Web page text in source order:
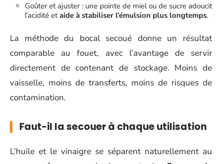
Goûter et ajuster : une pointe de miel ou de sucre adoucit
l’acidité etaide à stabiliser l’émulsion plus longtemps.
La méthode du bocal secoué donne un résultat
comparable au fouet, avec l’avantage de servir
directement de contenant de stockage. Moins de
vaisselle, moins de transferts, moins de risques de
contamination.
Faut-il la secouer à chaque utilisation
L’huile et le vinaigre se séparent naturellement au